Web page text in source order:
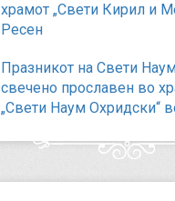
храмот „Свети Кирил и
Ресен
Празникот на Свети
свечено прославен во
„Свети Наум Охридски“